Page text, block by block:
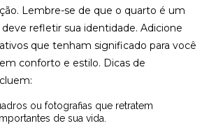
Lembre-se de que o quarto é um
deve refletir sua identidade. Adicione
que tenham significado para você
conforto e estilo. Dicas de
de sua vida.